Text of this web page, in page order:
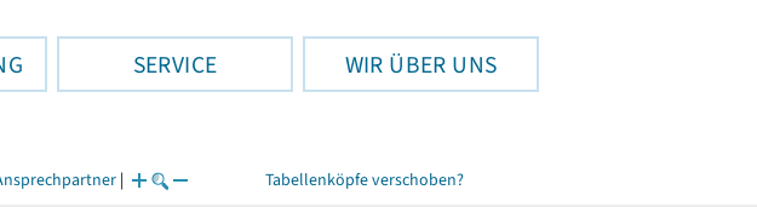
SERVICE WIR ÜBER UNS
| Tabellenköpfe verschoben?